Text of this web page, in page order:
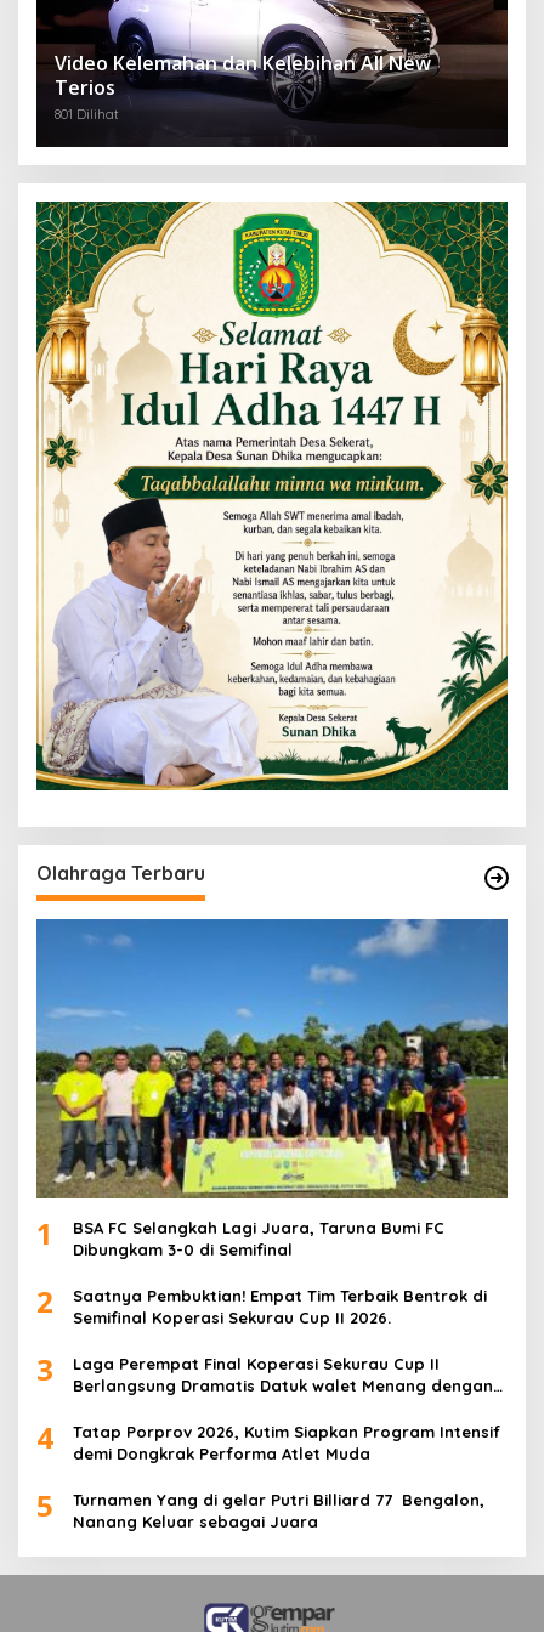
Video Kelemahan dan Kelebihan All New
Terios
801 Dilihat
Olahraga Terbaru
1
BSA FC Selangkah Lagi Juara, Taruna Bumi FC
Dibungkam 3-0 di Semifinal
2
Saatnya Pembuktian! Empat Tim Terbaik Bentrok di
Semifinal Koperasi Sekurau Cup II 2026.
3
Laga Perempat Final Koperasi Sekurau Cup II
Berlangsung Dramatis Datuk walet Menang dengan
4
Tatap Porprov 2026, Kutim Siapkan Program Intensif
demi Dongkrak Performa Atlet Muda
5
Turnamen Yang di gelar Putri Billiard 77 Bengalon,
Nanang Keluar sebagai Juara